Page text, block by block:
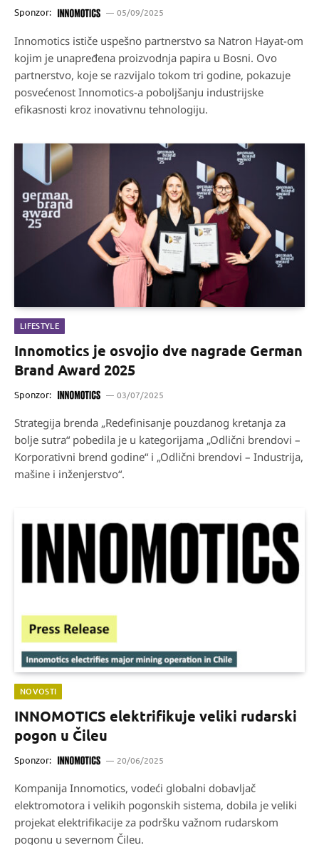
Sponzor: 05/09/2025
Innomotics ističe uspešno partnerstvo sa Natron Hayat-om
kojim je unapređena proizvodnja papira u Bosni. Ovo
partnerstvo, koje se razvijalo tokom tri godine, pokazuje
posvećenost Innomotics-a poboljšanju industrijske
efikasnosti kroz inovativnu tehnologiju.
LIFESTYLE
Innomotics je osvojio dve nagrade German
Brand Award 2025
Sponzor: 03/07/2025
Strategija brenda „Redefinisanje pouzdanog kretanja za
bolje sutra“ pobedila je u kategorijama „Odlični brendovi –
Korporativni brend godine“ i „Odlični brendovi – Industrija,
mašine i inženjerstvo“.
NOVOSTI
INNOMOTICS elektrifikuje veliki rudarski
pogon u Čileu
Sponzor: 20/06/2025
Kompanija Innomotics, vodeći globalni dobavljač
elektromotora i velikih pogonskih sistema, dobila je veliki
projekat elektrifikacije za podršku važnom rudarskom
pogonu u severnom Čileu.